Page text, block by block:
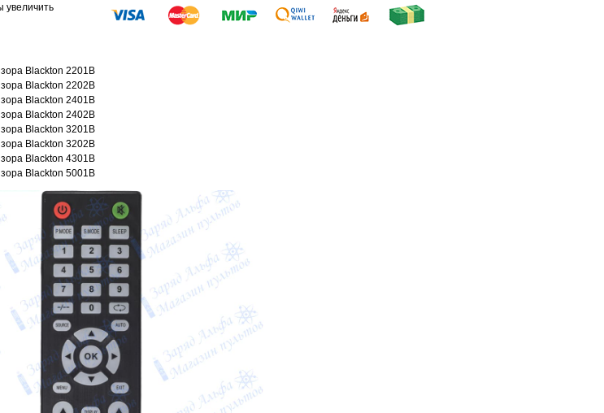
увеличить
Blackton 2201B
Blackton 2202B
Blackton 2401B
Blackton 2402B
Blackton 3201B
Blackton 3202B
Blackton 4301B
Blackton 5001B